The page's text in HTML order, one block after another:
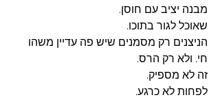
מבנה יציב עם חוסן.
שאוכל לגור בתוכו.
הניצנים רק מסמנים שיש פה עדיין משהו
חי. ולא רק הרס.
זה לא מספיק.
לפחות לא כרגע.